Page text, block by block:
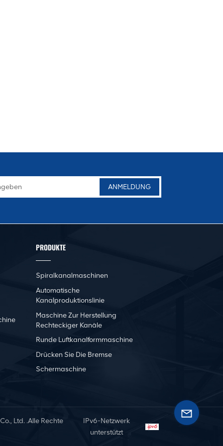
PRODUKTE
Spiralkanalmaschinen
Automatische
Kanalproduktionslinie
Maschine Zur Herstellung
Rechteckiger Kanäle
Runde Luftkanalformmaschine
Drücken Sie Die Bremse
Schermaschine
Ltd. .Alle Rechte
IPv6-Netzwerk
unterstützt